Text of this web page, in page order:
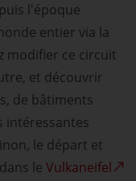
l'époque
entier via la
modifier ce circuit
et découvrir
de bâtiments
intéressantes
le départ et
le Vulkaneifel